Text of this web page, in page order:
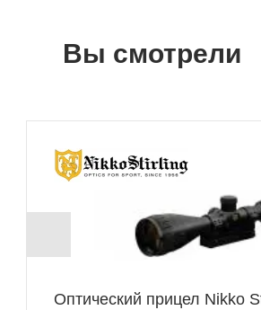
Вы смотрели
Оптический прицел Nikko